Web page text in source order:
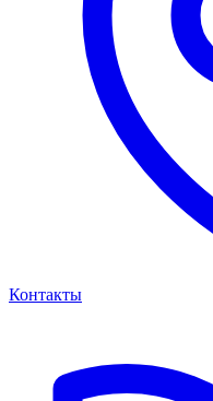
Контакты